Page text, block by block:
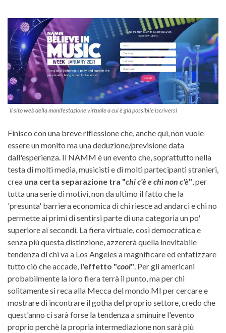
Il sito web della manifestazione virtuale a cui è già possibile iscriversi
Finisco con una breve riflessione che, anche qui, non vuole
essere un monito ma una deduzione/previsione data
dall'esperienza. Il NAMM è un evento che, soprattutto nella
testa di molti media, musicisti e di molti partecipanti stranieri,
crea una certa separazione tra "chi c'è e chi non c'è" , per
tutta una serie di motivi, non da ultimo il fatto che la
'presunta' barriera economica di chi riesce ad andarci e chi no
permette ai primi di sentirsi parte di una categoria un po'
superiore ai secondi. La fiera virtuale, così democratica e
senza più questa distinzione, azzererà quella inevitabile
tendenza di chi va a Los Angeles a magnificare ed enfatizzare
tutto ciò che accade, l'effetto "cool" . Per gli americani
probabilmente la loro fiera terrà il punto, ma per chi
solitamente si reca alla Mecca del mondo MI per cercare e
mostrare di incontrare il gotha del proprio settore, credo che
quest'anno ci sarà forse la tendenza a sminuire l'evento
proprio perchè la propria intermediazione non sarà più